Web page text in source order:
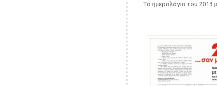
Το ημερολόγιο του 2013